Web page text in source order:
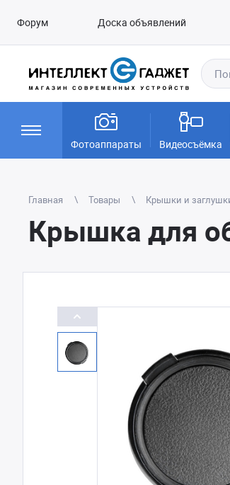
Форум Доска объявлений
Фотоаппараты Видеосъёмка
Главная Товары Крышки и
Крышка для